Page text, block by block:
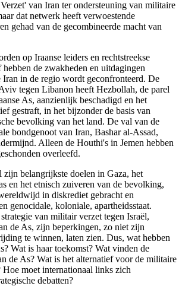
van Iran ter ondersteuning van militaire
dat netwerk heeft verwoestende
gehad van de gecombineerde macht van
op Iraanse leiders en rechtstreekse
de zwakheden en uitdagingen
Iran in de regio wordt geconfronteerd. De
tegen Libanon heeft Hezbollah, de parel
As, aanzienlijk beschadigd en het
gestraft, in het bijzonder de basis van
bevolking van het land. De val van de
bondgenoot van Iran, Bashar al-Assad,
Alleen de Houthi's in Jemen hebben
overleefd.
belangrijkste doelen in Gaza, het
en het etnisch zuiveren van de bevolking,
in diskrediet gebracht en
genocidale, koloniale, apartheidsstaat.
van militair verzet tegen Israël,
de As, zijn beperkingen, zo niet zijn
te winnen, laten zien. Dus, wat hebben
Wat is haar toekomst? Wat vinden de
de As? Wat is het alternatief voor de militaire
Hoe moet internationaal links zich
debatten?